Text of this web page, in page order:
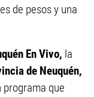
de pesos y una
En Vivo, la
de Neuquén,
programa que